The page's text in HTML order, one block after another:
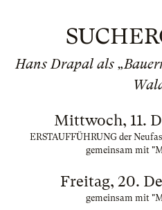
Hans Drapal als
Mittwoch, 11.
ERSTAUFFÜHRUNG der
gemeinsam mit
Freitag, 20.
gemeinsam mit